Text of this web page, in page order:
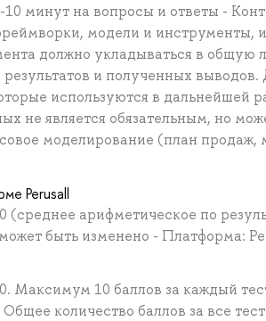
минут на вопросы и ответы -
модели и инструменты,
должно укладываться в общую
и полученных
используются в дальнейшей
не является обязательным, но
моделирование (план продаж,
Perusall
(среднее арифметическое по
быть изменено - Платформа:
Максимум 10 баллов за каждый
количество баллов за все